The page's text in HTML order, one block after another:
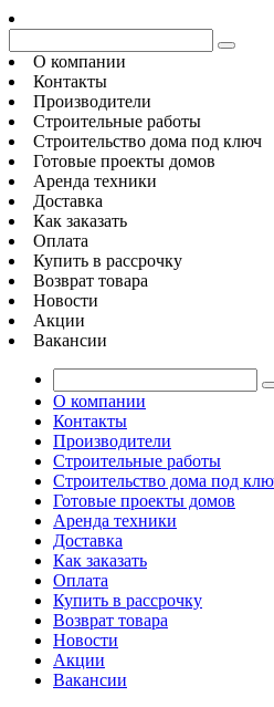
О компании
Контакты
Производители
Строительные работы
Строительство дома под ключ
Готовые проекты домов
Аренда техники
Доставка
Как заказать
Оплата
Купить в рассрочку
Возврат товара
Новости
Акции
Вакансии
О компании
Контакты
Производители
Строительные работы
Строительство дома под
Готовые проекты домов
Аренда техники
Доставка
Как заказать
Оплата
Купить в рассрочку
Возврат товара
Новости
Акции
Вакансии